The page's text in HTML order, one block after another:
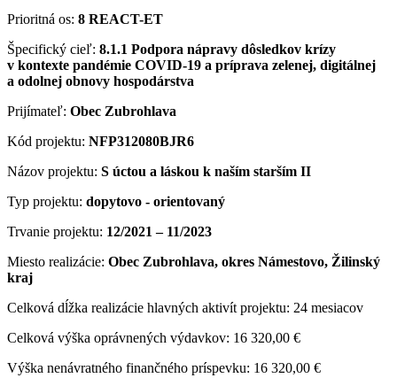
Prioritná os: 8 REACT-ET
Špecifický cieľ: 8.1.1 Podpora nápravy dôsledkov krízy
v kontexte pandémie COVID-19 a príprava zelenej, digitálnej
a odolnej obnovy hospodárstva
Prijímateľ: Obec Zubrohlava
Kód projektu: NFP312080BJR6
Názov projektu: S úctou a láskou k naším starším II
Typ projektu: dopytovo - orientovaný
Trvanie projektu: 12/2021 – 11/2023
Miesto realizácie: Obec Zubrohlava, okres Námestovo, Žilinský
kraj
Celková dĺžka realizácie hlavných aktivít projektu: 24 mesiacov
Celková výška oprávnených výdavkov: 16 320,00 €
Výška nenávratného finančného príspevku: 16 320,00 €